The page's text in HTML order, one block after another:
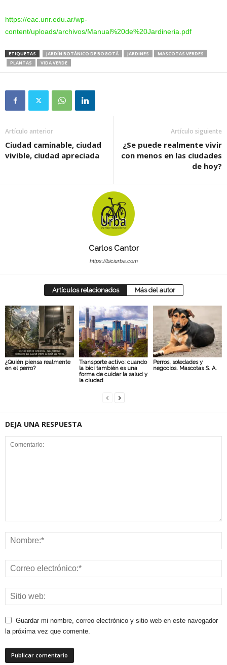
https://eac.unr.edu.ar/wp-
content/uploads/archivos/Manual%20de%20Jardineria.pdf
ETIQUETAS JARDÍN BOTÁNICO DE BOGOTÁ JARDINES
MASCOTAS VERDES
PLANTAS
VIDA VERDE
Artículo anterior
Ciudad caminable, ciudad
vivible, ciudad apreciada
Artículo siguiente
¿Se puede realmente vivir
con menos en las ciudades
de hoy?
Carlos Cantor
https://biciurba.com
Artículos relacionados Más del autor
¿Quién piensa realmente
en el perro?
Transporte activo: cuando
la bici también es una
forma de cuidar la salud y
la ciudad
Perros, soledades y
negocios. Mascotas S. A.
DEJA UNA RESPUESTA
Guardar mi nombre, correo electrónico y sitio web en este navegador
la próxima vez que comente.